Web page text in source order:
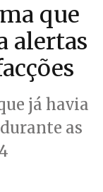
que
alertas
já havia
as